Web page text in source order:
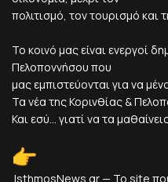
πολιτισμό, τον τουρισμό και
Το κοινό μας είναι ενεργοί
Πελοποννήσου που
μας εμπιστεύονται για να
Τα νέα της Κορινθίας &
Και εσύ... γιατί να τα
IsthmosNews.gr — Το site που